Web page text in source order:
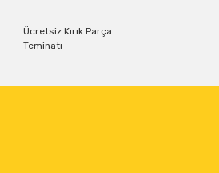
Ücretsiz Kırık Parça
Teminatı